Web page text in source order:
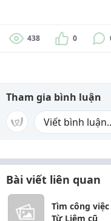
438 0
Tham gia bình luận
Bài viết liên quan
Tìm công
Từ Liêm cũ